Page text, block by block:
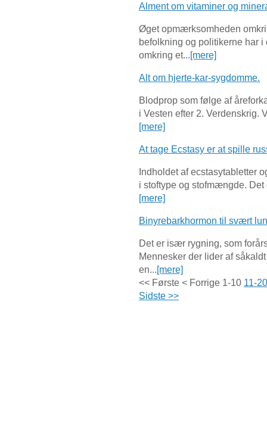
Alment om vitaminer og
Øget opmærksomheden
befolkning og politikerne har
omkring et...[mere]
Alt om hjerte-kar-sygdomme.
Blodprop som følge af
i Vesten efter 2. Verdenskrig.
[mere]
At tage Ecstasy er at spille
Indholdet af ecstasytabletter
i stoftype og stofmængde. Det
[mere]
Binyrebarkhormon til svært
Det er især rygning, som
Mennesker der lider af
en...[mere]
<< Første < Forrige 1-10 11-20
Sidste >>